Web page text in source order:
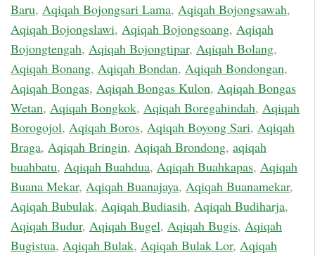
Baru, Aqiqah Bojongsari Lama, Aqiqah Bojongsawah,
Aqiqah Bojongslawi, Aqiqah Bojongsoang, Aqiqah
Bojongtengah, Aqiqah Bojongtipar, Aqiqah Bolang,
Aqiqah Bonang, Aqiqah Bondan, Aqiqah Bondongan,
Aqiqah Bongas, Aqiqah Bongas Kulon, Aqiqah Bongas
Wetan, Aqiqah Bongkok, Aqiqah Boregahindah, Aqiqah
Borogojol, Aqiqah Boros, Aqiqah Boyong Sari, Aqiqah
Braga, Aqiqah Bringin, Aqiqah Brondong, aqiqah
buahbatu, Aqiqah Buahdua, Aqiqah Buahkapas, Aqiqah
Buana Mekar, Aqiqah Buanajaya, Aqiqah Buanamekar,
Aqiqah Bubulak, Aqiqah Budiasih, Aqiqah Budiharja,
Aqiqah Budur, Aqiqah Bugel, Aqiqah Bugis, Aqiqah
Bugistua, Aqiqah Bulak, Aqiqah Bulak Lor, Aqiqah